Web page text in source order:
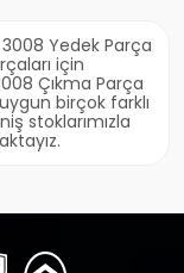
Yedek Parça
için
Çıkma Parça
birçok farklı
stoklarımızla